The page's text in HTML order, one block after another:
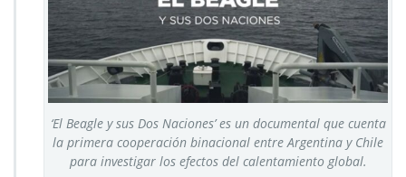
‘El Beagle y sus Dos Naciones’ es un documental que cuenta
la primera cooperación binacional entre Argentina y Chile
para investigar los efectos del calentamiento global.